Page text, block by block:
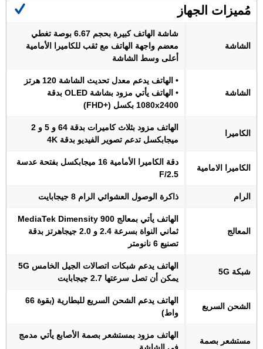
مُميزات الجهاز
الشاشة
شاشة الهاتف كبيرة بحجم 6.67 بوصة تغطي
معضم واجهة الهاتف مع ثقب للكاميرا الأمامية
أعلى وسط الشاشة
الشاشة
• الهاتف يدعم معدل تحديث الشاشة 120 هرتز
• الهاتف يأتي مزود بشاشة OLED بدقة
1080x2400 بكسل (+FHD)
الكاميرا
الهاتف مزود بثلاث كاميرات بدقة 64 و 5 و 2
ميجابكسل تدعم تصوير الفيديو بدقة 4K
الكاميرا الامامية
دقة الكاميرا الأمامية 16 ميجابكسل بفتحة عدسة
F/2.5
الرام ذاكرة الوصول العشوائي الرام 8 جيجابايت
المعالج
الهاتف يأتي بمعالج MediaTek Dimensity 900
ثماني النواة بسرعة 2.4 و 2.0 جيجاهرتز بدقة
تصنيع 6 نانومتر
شبكة 5G
الهاتف يدعم شبكات اتصالات الجيل الخامس 5G
يمكن أن تصل سرعتها 2.7 جيجابايت
الشحن السريع
الهاتف يدعم الشحن السريع للبطارية (بقوة 66
واط)
مستشعر بصمة
الهاتف مزود بمستشعر بصمة الأصابع يأتي مدمج